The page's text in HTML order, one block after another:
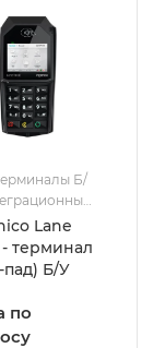
Б/
с
Lane
терминал
Б/У
по